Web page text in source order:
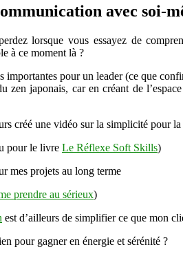
avec soi-
lorsque vous essayez de
à ce moment là ?
importantes pour un leader (ce que
zen japonais, car en créant de
créé une vidéo sur la simplicité pour
pour le livre Le Réflexe Soft Skills)
mes projets au long terme
prendre au sérieux)
est d’ailleurs de simplifier ce que mon
pour gagner en énergie et sérénité ?